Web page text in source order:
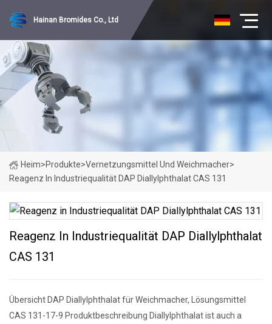
Hainan Bromides Co., Ltd
Heim>Produkte>Vernetzungsmittel Und Weichmacher>
Reagenz In Industriequalität DAP Diallylphthalat CAS 131
Reagenz In Industriequalität DAP Diallylphthalat
CAS 131
Übersicht DAP Diallylphthalat für Weichmacher, Lösungsmittel
CAS 131-17-9 Produktbeschreibung Diallylphthalat ist auch a